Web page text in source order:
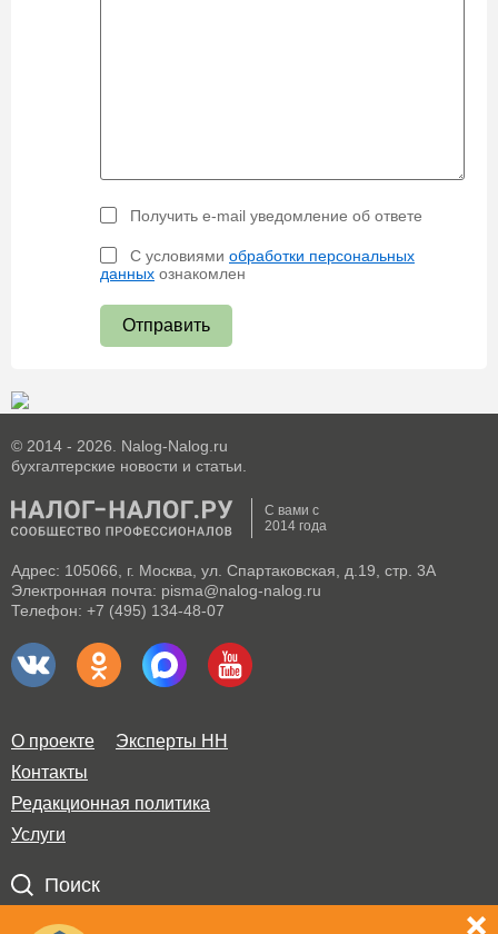
Получить e-mail уведомление об ответе
С условиями обработки персональных
данных ознакомлен
Отправить
© 2014 - 2026. Nalog-Nalog.ru
бухгалтерские новости и статьи.
С вами с
2014 года
Адрес: 105066, г. Москва, ул. Спартаковская, д.19, стр. 3А
Электронная почта: pisma@nalog-nalog.ru
Телефон: +7 (495) 134-48-07
О проекте
Эксперты НН
Контакты
Редакционная политика
Услуги
Поиск